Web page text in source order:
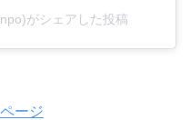
がシェアした投稿
ージ